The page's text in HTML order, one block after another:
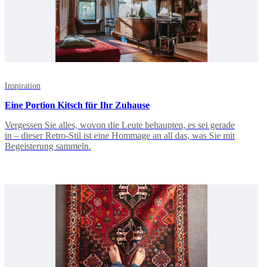
Inspiration
Eine Portion Kitsch für Ihr Zuhause
Vergessen Sie alles, wovon die Leute behaupten, es sei gerade
in – dieser Retro-Stil ist eine Hommage an all das, was Sie mit
Begeisterung sammeln.